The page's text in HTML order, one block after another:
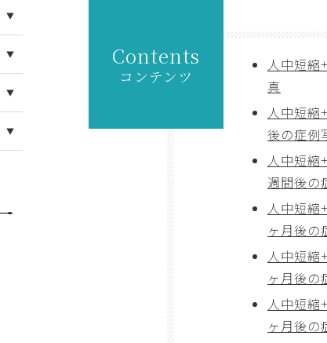
Contents
コンテンツ
人中短縮
真
人中短縮
後の症例
人中短縮
週間後の
人中短縮
ヶ月後の
人中短縮
ヶ月後の
人中短縮
ヶ月後の